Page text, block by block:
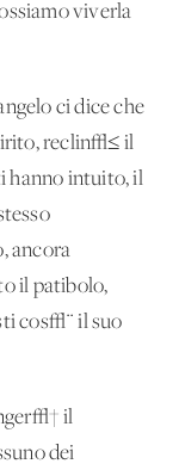
viverla
ci dice che
reclin√≤ il
hanno intuito, il
ancora
il patibolo,
cos√¨ il suo
il
dei